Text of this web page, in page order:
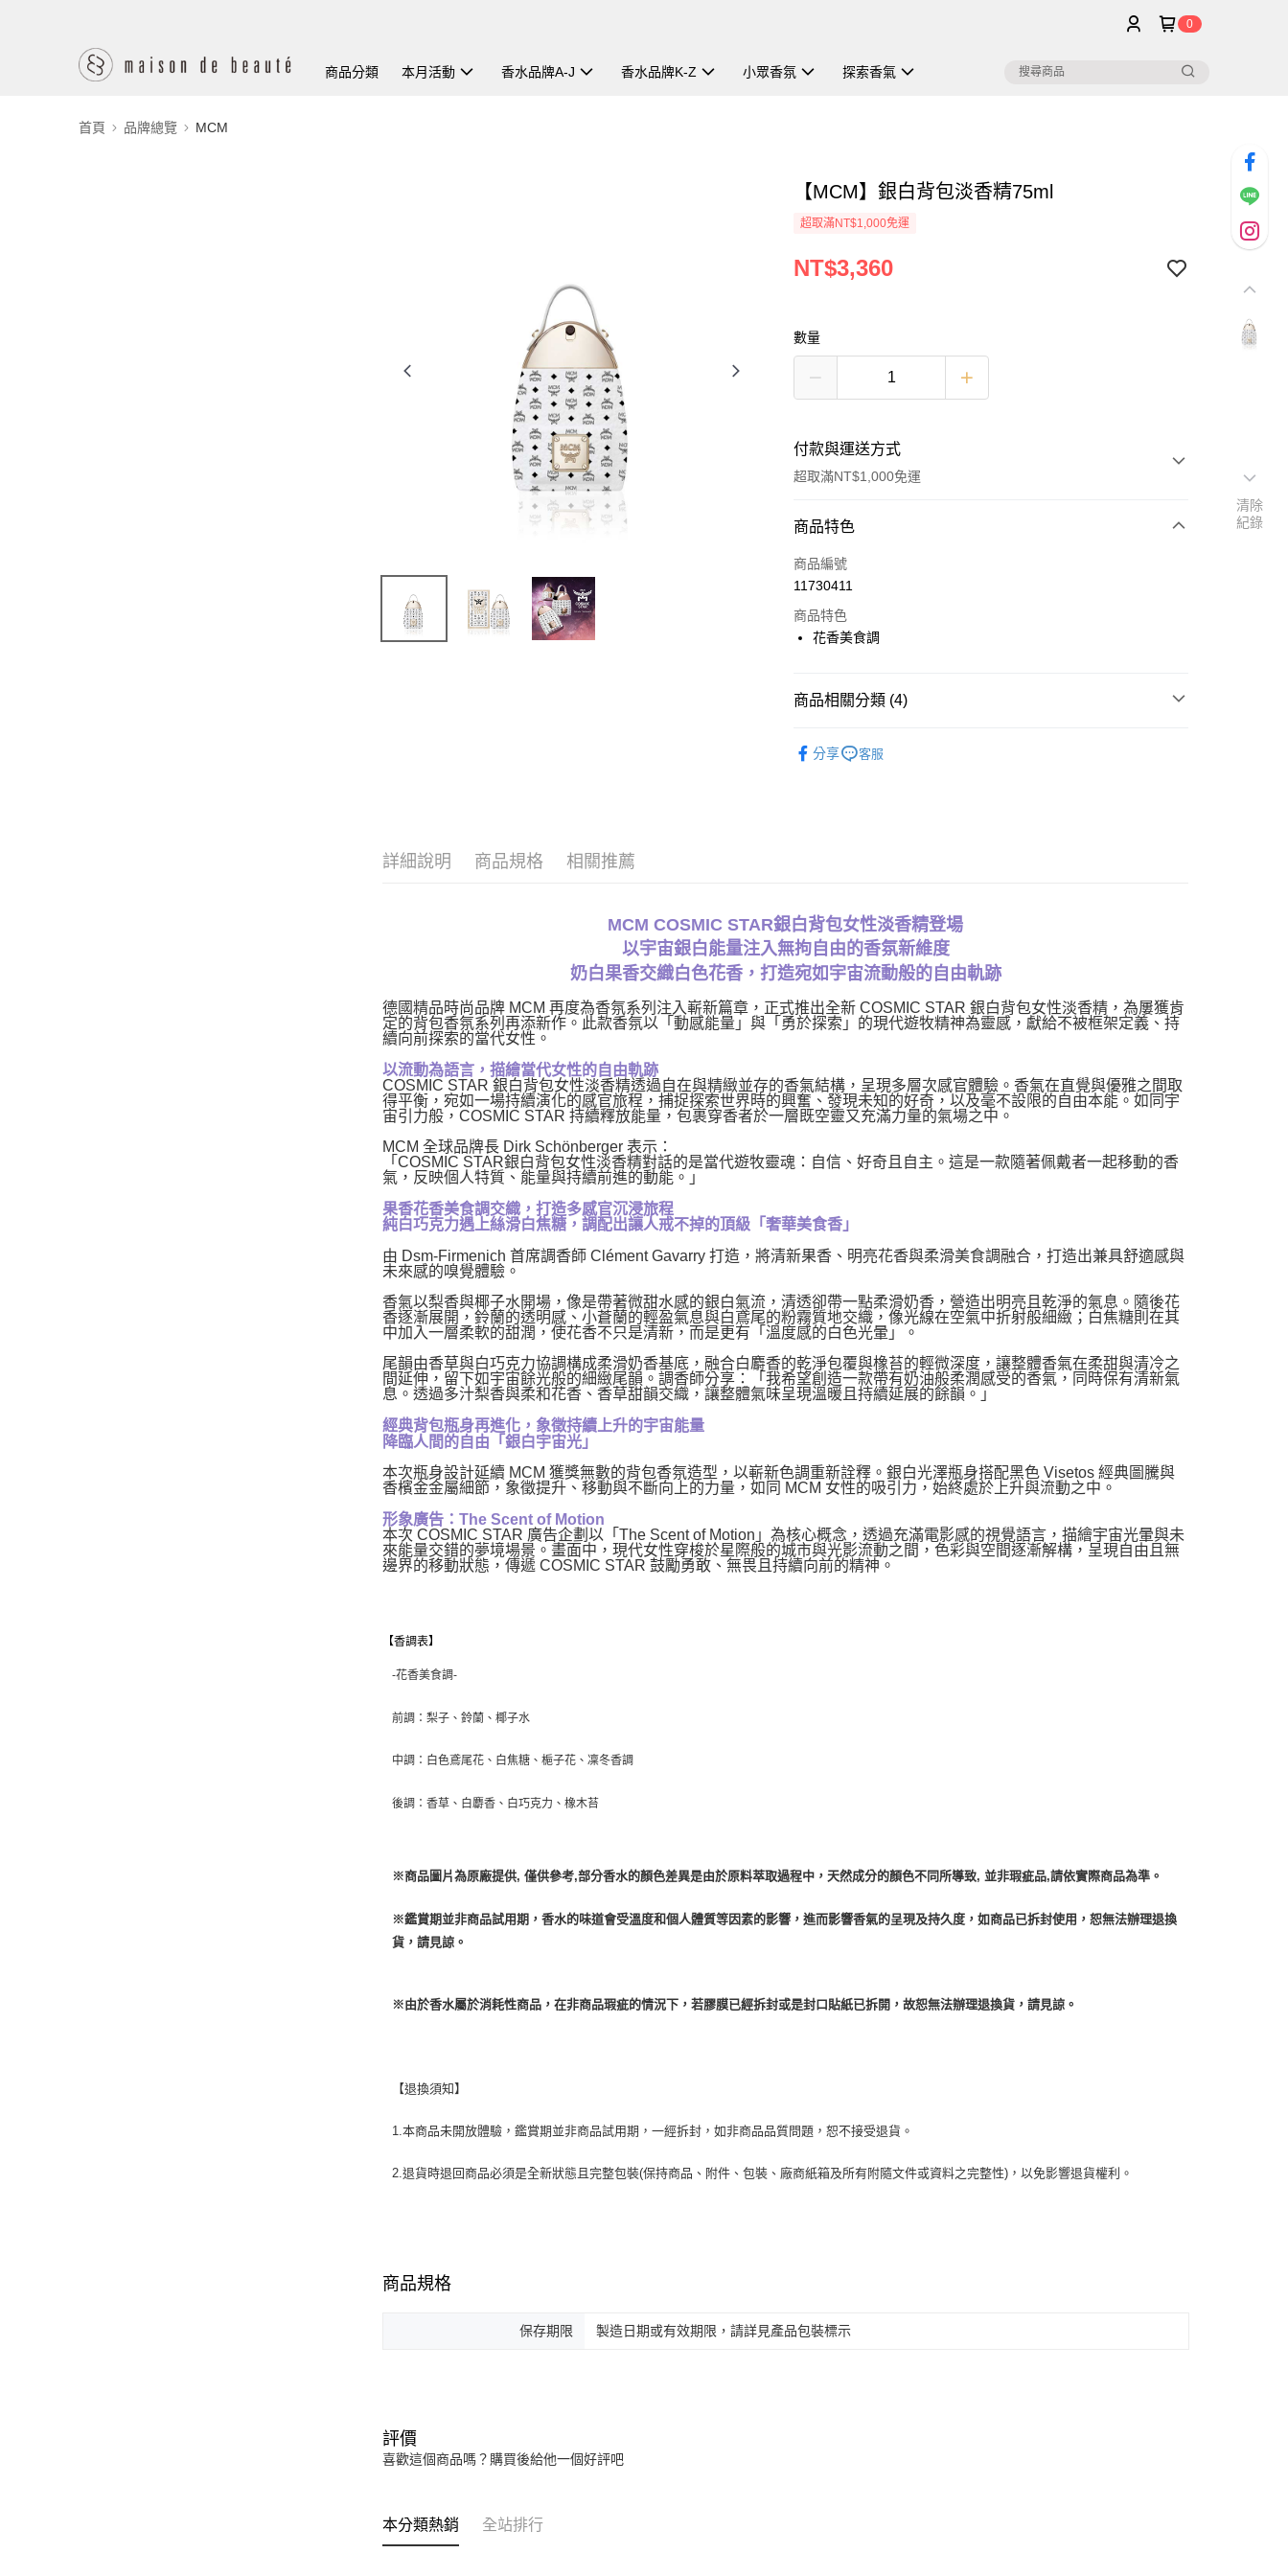
0
商品分類 本月活動 香水品牌A-J 香水品牌K-Z 小眾香氛 探索香氣
首頁 品牌總覽 MCM
【MCM】銀白背包淡香精75ml
超取滿NT$1,000免運
NT$3,360
數量
付款與運送方式
超取滿NT$1,000免運
付款方式
信用卡一次付款
付款後全家取貨
付款後萊爾富取貨
商品特色
商品編號
11730411
商品特色
花香美食調
商品相關分類 (4)
分享 客服
詳細說明 商品規格 相關推薦
MCM COSMIC STAR銀白背包女性淡香精登場
以宇宙銀白能量注入無拘自由的香氛新維度
奶白果香交織白色花香，打造宛如宇宙流動般的自由軌跡
德國精品時尚品牌 MCM 再度為香氛系列注入嶄新篇章，正式推出全新 COSMIC STAR 銀白背包女性淡香精，為屢獲肯
定的背包香氛系列再添新作。此款香氛以「動感能量」與「勇於探索」的現代遊牧精神為靈感，獻給不被框架定義、持
續向前探索的當代女性。
以流動為語言，描繪當代女性的自由軌跡
COSMIC STAR 銀白背包女性淡香精透過自在與精緻並存的香氣結構，呈現多層次感官體驗。香氣在直覺與優雅之間取
得平衡，宛如一場持續演化的感官旅程，捕捉探索世界時的興奮、發現未知的好奇，以及毫不設限的自由本能。如同宇
宙引力般，COSMIC STAR 持續釋放能量，包裹穿香者於一層既空靈又充滿力量的氣場之中。
MCM 全球品牌長 Dirk Schönberger 表示：
「COSMIC STAR銀白背包女性淡香精對話的是當代遊牧靈魂：自信、好奇且自主。這是一款隨著佩戴者一起移動的香
氣，反映個人特質、能量與持續前進的動能。」
果香花香美食調交織，打造多感官沉浸旅程
純白巧克力遇上絲滑白焦糖，調配出讓人戒不掉的頂級「奢華美食香」
由 Dsm-Firmenich 首席調香師 Clément Gavarry 打造，將清新果香、明亮花香與柔滑美食調融合，打造出兼具舒適感與
未來感的嗅覺體驗。
香氣以梨香與椰子水開場，像是帶著微甜水感的銀白氣流，清透卻帶一點柔滑奶香，營造出明亮且乾淨的氣息。隨後花
香逐漸展開，鈴蘭的透明感、小蒼蘭的輕盈氣息與白鳶尾的粉霧質地交織，像光線在空氣中折射般細緻；白焦糖則在其
中加入一層柔軟的甜潤，使花香不只是清新，而是更有「溫度感的白色光暈」。
尾韻由香草與白巧克力協調構成柔滑奶香基底，融合白麝香的乾淨包覆與橡苔的輕微深度，讓整體香氣在柔甜與清冷之
間延伸，留下如宇宙餘光般的細緻尾韻。調香師分享：「我希望創造一款帶有奶油般柔潤感受的香氣，同時保有清新氣
息。透過多汁梨香與柔和花香、香草甜韻交織，讓整體氣味呈現溫暖且持續延展的餘韻。」
經典背包瓶身再進化，象徵持續上升的宇宙能量
降臨人間的自由「銀白宇宙光」
本次瓶身設計延續 MCM 獲獎無數的背包香氛造型，以嶄新色調重新詮釋。銀白光澤瓶身搭配黑色 Visetos 經典圖騰與
香檳金金屬細節，象徵提升、移動與不斷向上的力量，如同 MCM 女性的吸引力，始終處於上升與流動之中。
形象廣告：The Scent of Motion
本次 COSMIC STAR 廣告企劃以「The Scent of Motion」為核心概念，透過充滿電影感的視覺語言，描繪宇宙光暈與未
來能量交錯的夢境場景。畫面中，現代女性穿梭於星際般的城市與光影流動之間，色彩與空間逐漸解構，呈現自由且無
邊界的移動狀態，傳遞 COSMIC STAR 鼓勵勇敢、無畏且持續向前的精神。
【香調表】
-花香美食調-
前調：梨子、鈴蘭、椰子水
中調：白色鳶尾花、白焦糖、梔子花、凜冬香調
後調：香草、白麝香、白巧克力、橡木苔
※商品圖片為原廠提供, 僅供參考,部分香水的顏色差異是由於原料萃取過程中，天然成分的顏色不同所導致, 並非瑕疵品,請依實際商品為準。
※鑑賞期並非商品試用期，香水的味道會受溫度和個人體質等因素的影響，進而影響香氣的呈現及持久度，如商品已拆封使用，恕無法辦理退換
貨，請見諒。
※由於香水屬於消耗性商品，在非商品瑕疵的情況下，若膠膜已經拆封或是封口貼紙已拆開，故恕無法辦理退換貨，請見諒。
【退換須知】
1.本商品未開放體驗，鑑賞期並非商品試用期，一經拆封，如非商品品質問題，恕不接受退貨。
2.退貨時退回商品必須是全新狀態且完整包裝(保持商品、附件、包裝、廠商紙箱及所有附隨文件或資料之完整性)，以免影響退貨權利。
商品規格
保存期限 製造日期或有效期限，請詳見產品包裝標示
評價
喜歡這個商品嗎？購買後給他一個好評吧
本分類熱銷 全站排行
清除
紀錄